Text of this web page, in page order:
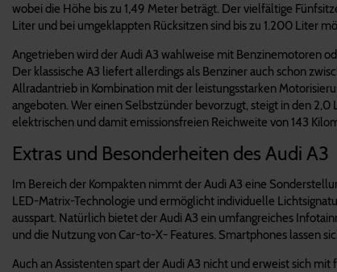
wobei die Höhe bis zu 1,49 Meter beträgt. Der vielfältige
Liter und bei umgeklappten Rücksitzen sind bis zu 1.200 Liter
Angetrieben wird der Audi A3 wahlweise mit Benzinemotoren
Der klassische A3 liefert allerdings als Benziner auch schon
Allradantrieb in Kombination mit der leistungsstarken
angeboten. Wer einen Selbstzünder bevorzugt, steigt in den
elektrischen und damit emissionsfreien Reichweite von 143
Extras und Besonderheiten des Audi A3
Im Bereich der Kompakten nimmt der Audi A3 eine
LED-Matrix-Technologie und ermöglicht individuelle
ausspart. Natürlich bietet der Audi A3 ein umfangreiches
und die Nutzung von Car-to-X- Features. Smartphones lassen
Auch an Assistenten spart der Audi A3 nicht und erweist sich